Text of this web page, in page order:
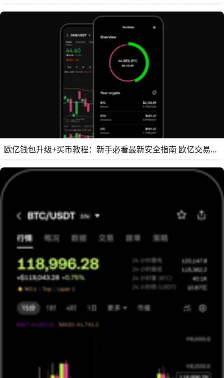
欧亿钱包升级+买币教程：新手必看最新安全指南 欧亿交易所近期在钱包技术和交易体验上推出了一系列升级，让用户的数字资产管理变得更安全也更方便。例如，欧亿宣布其钱包冷热钱包分离技术已升级到3.0版本，通过多重签名和时间锁机制加强冷钱包资金保护，即使部分私钥泄露，攻击者也无法在短时间内完成大额转账，这相当于为用户资产加了一层“双保险”。同时，欧亿钱包APP新增首尾相似地址钓鱼检测功能，当地址与常见钓鱼地址高度相似时，系统会自动弹出风险提示，帮助用户避免误转或误操作导致的资产损失。